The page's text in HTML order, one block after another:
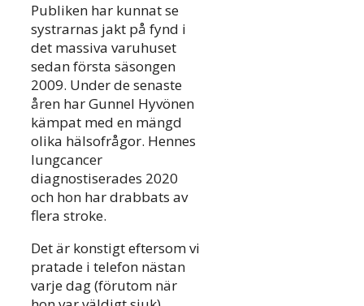
Publiken har kunnat se
systrarnas jakt på fynd i
det massiva varuhuset
sedan första säsongen
2009. Under de senaste
åren har Gunnel Hyvönen
kämpat med en mängd
olika hälsofrågor. Hennes
lungcancer
diagnostiserades 2020
och hon har drabbats av
flera stroke.
Det är konstigt eftersom vi
pratade i telefon nästan
varje dag (förutom när